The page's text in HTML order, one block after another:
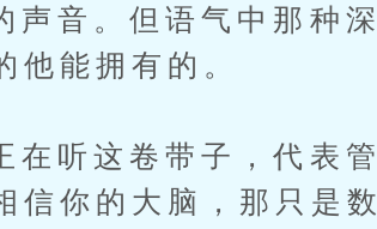
。但语气中那种深
他能拥有的。
这卷带子，代表管
信你的大脑，那只是